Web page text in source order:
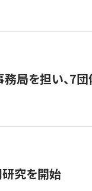
務局を担い、7
研究を開始